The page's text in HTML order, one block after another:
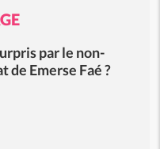
par le non-
Emerse Faé ?